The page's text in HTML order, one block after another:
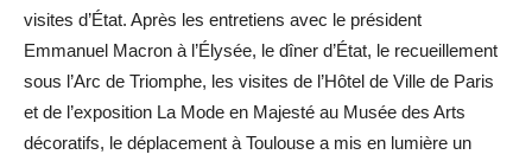
visites d’État. Après les entretiens avec le président
Emmanuel Macron à l’Élysée, le dîner d’État, le recueillement
sous l’Arc de Triomphe, les visites de l’Hôtel de Ville de Paris
et de l’exposition La Mode en Majesté au Musée des Arts
décoratifs, le déplacement à Toulouse a mis en lumière un